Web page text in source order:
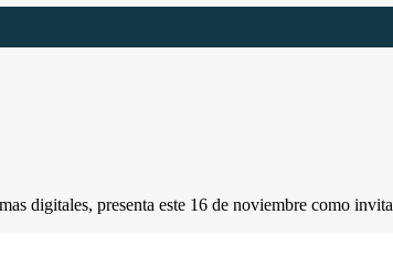
digitales, presenta este 16 de noviembre como